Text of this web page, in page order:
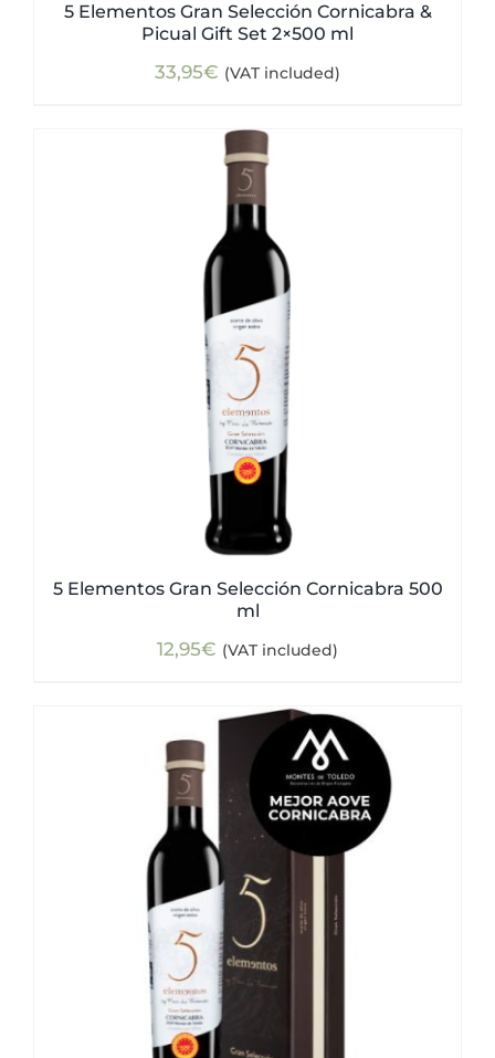
5 Elementos Gran Selección Cornicabra &
Picual Gift Set 2×500 ml
33,95€ (VAT included)
5 Elementos Gran Selección Cornicabra 500
ml
12,95€ (VAT included)